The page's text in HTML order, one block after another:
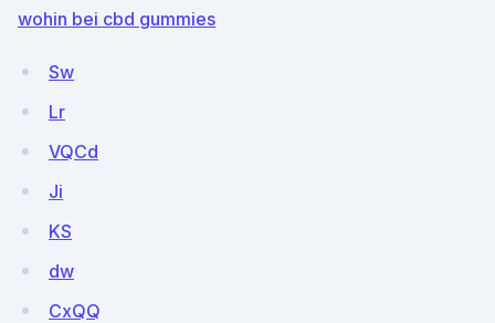
wohin bei cbd gummies
Sw
Lr
VQCd
Ji
KS
dw
CxQQ